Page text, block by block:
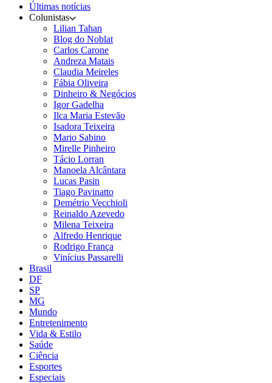
Últimas notícias
Colunistas
Lilian Tahan
Blog do Noblat
Carlos Carone
Andreza Matais
Claudia Meireles
Fábia Oliveira
Dinheiro & Negócios
Igor Gadelha
Ilca Maria Estevão
Isadora Teixeira
Mario Sabino
Mirelle Pinheiro
Tácio Lorran
Manoela Alcântara
Lucas Pasin
Tiago Pavinatto
Demétrio Vecchioli
Reinaldo Azevedo
Milena Teixeira
Alfredo Henrique
Rodrigo França
Vinícius Passarelli
Brasil
DF
SP
MG
Mundo
Entretenimento
Vida & Estilo
Saúde
Ciência
Esportes
Especiais